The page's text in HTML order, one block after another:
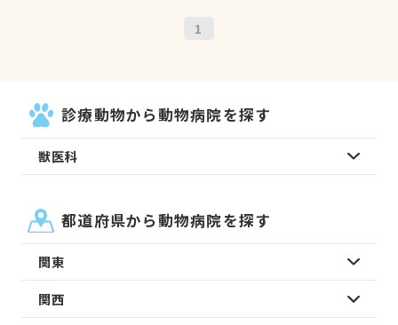
1
診療動物から動物病院を探す
獣医科
都道府県から動物病院を探す
関東
関西